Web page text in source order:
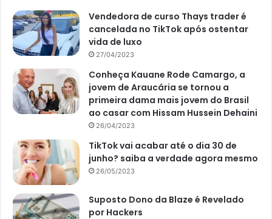
Vendedora de curso Thays trader é
cancelada no TikTok após ostentar
vida de luxo
27/04/2023
Conheça Kauane Rode Camargo, a
jovem de Araucária se tornou a
primeira dama mais jovem do Brasil
ao casar com Hissam Hussein Dehaini
26/04/2023
TikTok vai acabar até o dia 30 de
junho? saiba a verdade agora mesmo
26/05/2023
Suposto Dono da Blaze é Revelado
por Hackers